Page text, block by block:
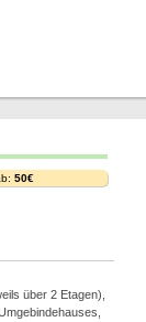
50€
über 2 Etagen),